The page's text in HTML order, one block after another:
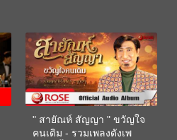
" สายัณห์ สัญญา " ขวัญใจ
คนเดิม - รวมเพลงดังเพ